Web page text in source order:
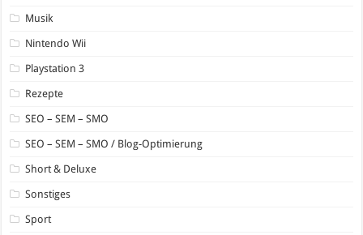
Musik
Nintendo Wii
Playstation 3
Rezepte
SEO – SEM – SMO
SEO – SEM – SMO / Blog-Optimierung
Short & Deluxe
Sonstiges
Sport